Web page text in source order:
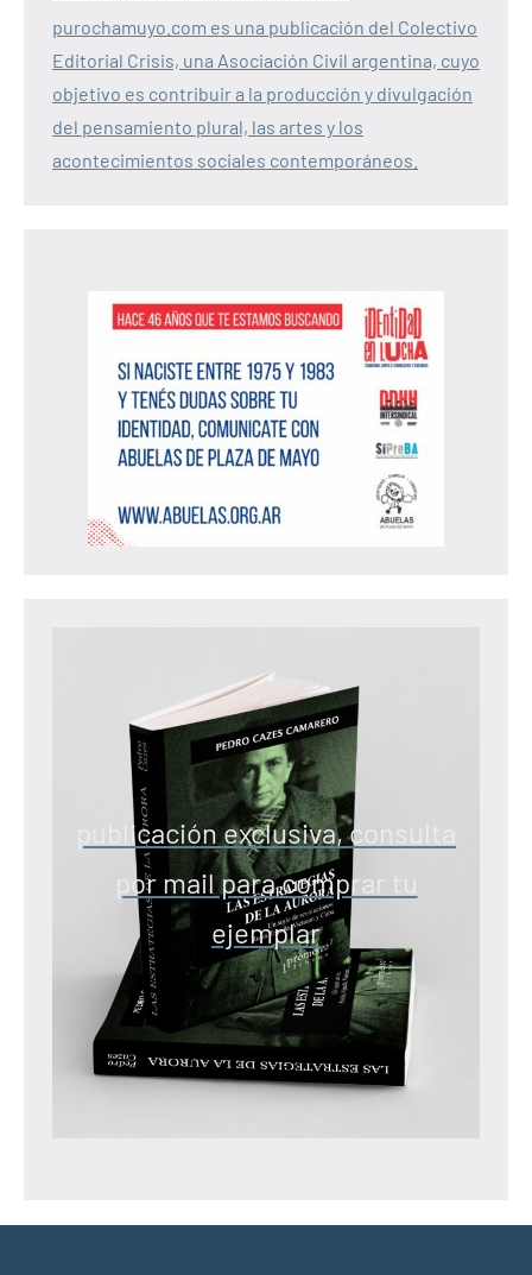
purochamuyo.com es una publicación del Colectivo
Editorial Crisis, una Asociación Civil argentina, cuyo
objetivo es contribuir a la producción y divulgación
del pensamiento plural, las artes y los
acontecimientos sociales contemporáneos.
publicación exclusiva, consulta
por mail para comprar tu
ejemplar